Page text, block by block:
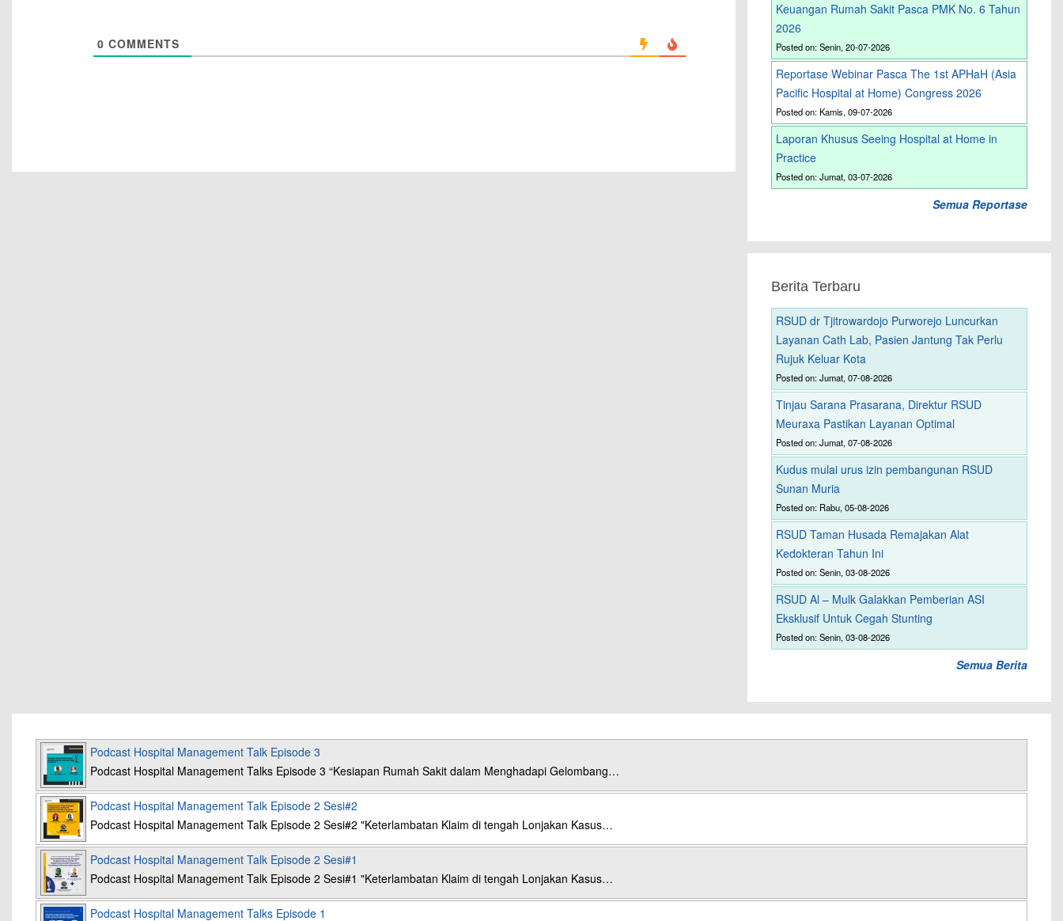
0 COMMENTS
Keuangan Rumah Sakit Pasca PMK No. 6 Tahun
2026
Posted on: Senin, 20-07-2026
Reportase Webinar Pasca The 1st APHaH (Asia
Pacific Hospital at Home) Congress 2026
Posted on: Kamis, 09-07-2026
Laporan Khusus Seeing Hospital at Home in
Practice
Posted on: Jumat, 03-07-2026
Semua Reportase
Berita Terbaru
RSUD dr Tjitrowardojo Purworejo Luncurkan
Layanan Cath Lab, Pasien Jantung Tak Perlu
Rujuk Keluar Kota
Posted on: Jumat, 07-08-2026
Tinjau Sarana Prasarana, Direktur RSUD
Meuraxa Pastikan Layanan Optimal
Posted on: Jumat, 07-08-2026
Kudus mulai urus izin pembangunan RSUD
Sunan Muria
Posted on: Rabu, 05-08-2026
RSUD Taman Husada Remajakan Alat
Kedokteran Tahun Ini
Posted on: Senin, 03-08-2026
RSUD Al – Mulk Galakkan Pemberian ASI
Eksklusif Untuk Cegah Stunting
Posted on: Senin, 03-08-2026
Semua Berita
Podcast Hospital Management Talk Episode 3
Podcast Hospital Management Talks Episode 3 “Kesiapan Rumah Sakit dalam Menghadapi Gelombang…
Podcast Hospital Management Talk Episode 2 Sesi#2
Podcast Hospital Management Talk Episode 2 Sesi#2 "Keterlambatan Klaim di tengah Lonjakan Kasus…
Podcast Hospital Management Talk Episode 2 Sesi#1
Podcast Hospital Management Talk Episode 2 Sesi#1 "Keterlambatan Klaim di tengah Lonjakan Kasus…
Podcast Hospital Management Talks Episode 1